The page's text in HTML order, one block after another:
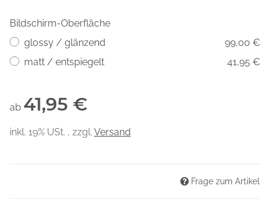
Bildschirm-Oberfläche
glossy / glänzend
99,00 €
matt / entspiegelt
41,95 €
ab 41,95 €
inkl. 19% USt. , zzgl. Versand
Frage zum Artikel